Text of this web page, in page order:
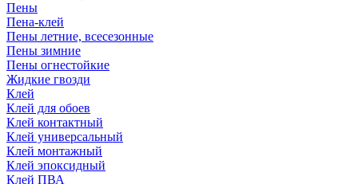
Пены
Пена-клей
Пены летние, всесезонные
Пены зимние
Пены огнестойкие
Жидкие гвозди
Клей
Клей для обоев
Клей контактный
Клей универсальный
Клей монтажный
Клей эпоксидный
Клей ПВА